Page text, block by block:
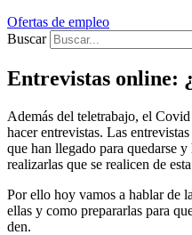
Ofertas de empleo
Buscar
Entrevistas online:
Además del teletrabajo, el
hacer entrevistas. Las
que han llegado para quedarse
realizarlas que se realicen de
Por ello hoy vamos a hablar de
ellas y como prepararlas para
den.